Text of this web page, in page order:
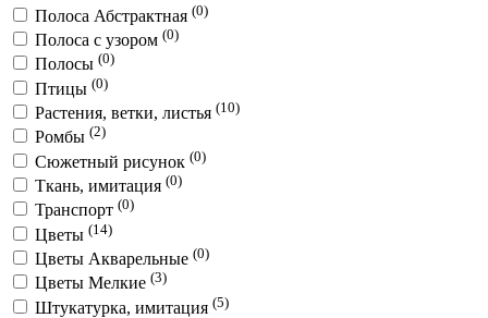
Полоса Абстрактная (0)
Полоса с узором (0)
Полосы (0)
Птицы (0)
Растения, ветки, листья (10)
Ромбы (2)
Сюжетный рисунок (0)
Ткань, имитация (0)
Транспорт (0)
Цветы (14)
Цветы Акварельные (0)
Цветы Мелкие (3)
Штукатурка, имитация (5)